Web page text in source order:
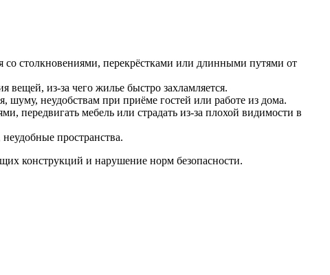
со столкновениями, перекрёстками или длинными путями от
из-за чего жилье быстро захламляется.
неудобствам при приёме гостей или работе из дома.
передвигать мебель или страдать из-за плохой видимости в
пространства.
конструкций и нарушение норм безопасности.